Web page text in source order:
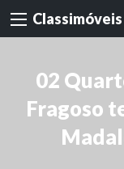
Classimóveis
02
Fragoso